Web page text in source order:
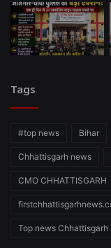
Tags
#top news Bihar
Chhattisgarh news
CMO CHHATTISGARH
Top news Chhattisgarh